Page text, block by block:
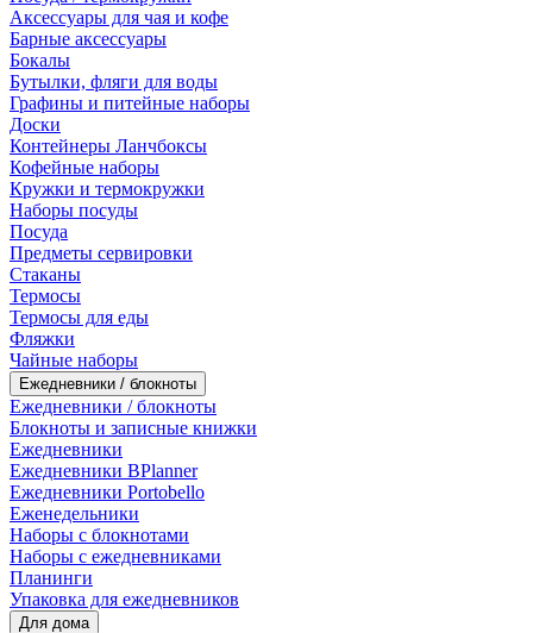
Аксессуары для чая и кофе
Барные аксессуары
Бокалы
Бутылки, фляги для воды
Графины и питейные наборы
Доски
Контейнеры Ланчбоксы
Кофейные наборы
Кружки и термокружки
Наборы посуды
Посуда
Предметы сервировки
Стаканы
Термосы
Термосы для еды
Фляжки
Чайные наборы
Ежедневники / блокноты
Ежедневники / блокноты
Блокноты и записные книжки
Ежедневники
Ежедневники BPlanner
Ежедневники Portobello
Еженедельники
Наборы с блокнотами
Наборы с ежедневниками
Планинги
Упаковка для ежедневников
Для дома